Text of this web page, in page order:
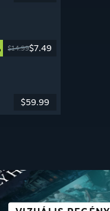
$14.99$7.49
$59.99
INGYENESEN